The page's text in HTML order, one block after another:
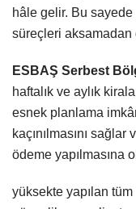
hâle gelir. Bu
süreçleri aksamadan
ESBAŞ Serbest
haftalık ve aylık
esnek planlama
kaçınılmasını
ödeme yapılmasına
yüksekte yapılan